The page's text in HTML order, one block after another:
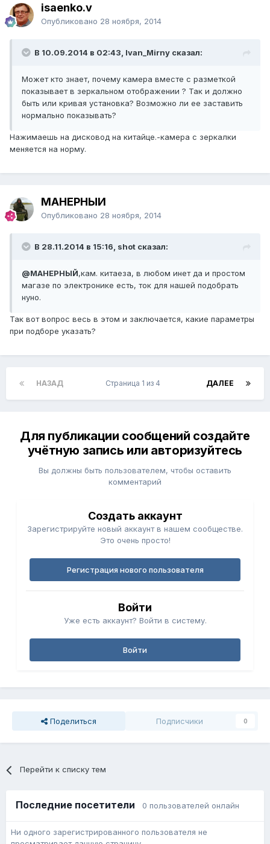
isaenko.v
Опубликовано 28 ноября, 2014
В 10.09.2014 в 02:43, Ivan_Mirny сказал:
Может кто знает, почему камера вместе с разметкой
показывает в зеркальном отображении ? Так и должно
быть или кривая установка? Возможно ли ее заставить
нормально показывать?
Нажимаешь на дисковод на китайце.-камера с зеркалки
меняется на норму.
МАНЕРНЫЙ
Опубликовано 28 ноября, 2014
В 28.11.2014 в 15:16, shot сказал:
@МАНЕРНЫЙ,кам. китаеза, в любом инет да и простом
магазе по электронике есть, ток для нашей подобрать
нуно.
Так вот вопрос весь в этом и заключается, какие параметры
при подборе указать?
НАЗАД ДАЛЕЕ
Страница 1 из 4
Для публикации сообщений создайте
учётную запись или авторизуйтесь
Вы должны быть пользователем, чтобы оставить
комментарий
Создать аккаунт
Зарегистрируйте новый аккаунт в нашем сообществе.
Это очень просто!
Регистрация нового пользователя
Войти
Уже есть аккаунт? Войти в систему.
Войти
Поделиться Подписчики 0
Перейти к списку тем
Последние посетители 0 пользователей онлайн
Ни одного зарегистрированного пользователя не